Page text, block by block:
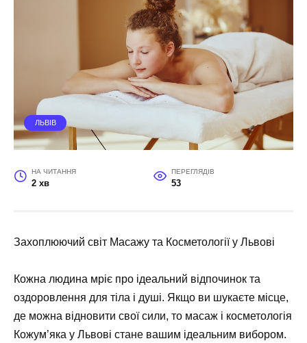
ЛЬВІВ
НА ЧИТАННЯ
2 хв
ПЕРЕГЛЯДІВ
53
Захоплюючий світ Масажу та Косметології у Львові
Кожна людина мріє про ідеальний відпочинок та
оздоровлення для тіла і душі. Якщо ви шукаєте місце,
де можна відновити свої сили, то масаж і косметологія
Кожум’яка у Львові стане вашим ідеальним вибором.